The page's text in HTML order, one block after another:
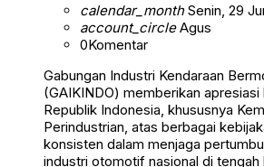
calendar_monthSenin, 29
account_circleAgus
0Komentar
Gabungan Industri Kendaraan
(GAIKINDO) memberikan
Republik Indonesia, khususnya
Perindustrian, atas berbagai
konsisten dalam menjaga
industri otomotif nasional di tengah